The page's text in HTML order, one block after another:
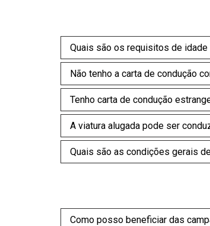
Quais são os requisitos de idade
Não tenho a carta de condução
Tenho carta de condução
A viatura alugada pode ser
Quais são as condições gerais
Como posso beneficiar das